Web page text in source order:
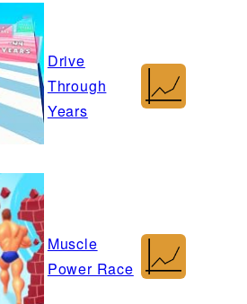
Drive
Through
Years
Muscle
Power Race